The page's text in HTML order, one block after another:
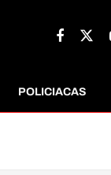
POLICIACAS